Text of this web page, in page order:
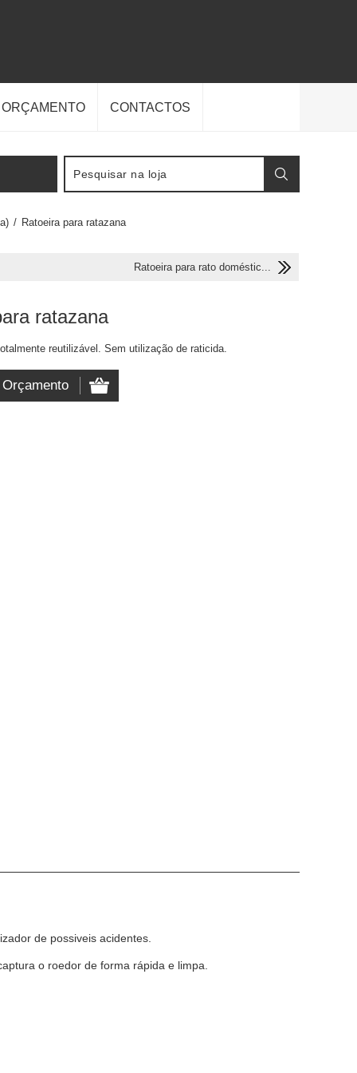
CONTACTOS
/ Ratoeira para ratazana
Ratoeira para rato doméstic...
ratazana
reutilizável. Sem utilização de raticida.
de possiveis acidentes.
o roedor de forma rápida e limpa.